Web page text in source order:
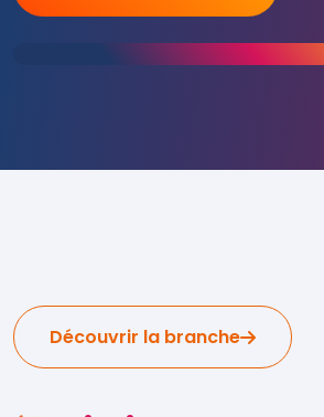
Découvrir la branche